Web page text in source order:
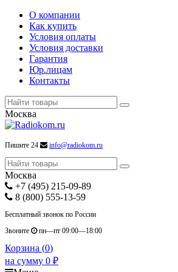
О компании
Как купить
Условия оплаты
Условия доставки
Гарантия
Юр.лицам
Контакты
Москва
Пишите 24 info@radiokom.ru
Москва
+7 (495) 215-09-89
8 (800) 555-13-59
Бесплатный звонок по России
Звоните
пн—пт 09:00—18:00
Корзина (0)
на сумму 0 ₽